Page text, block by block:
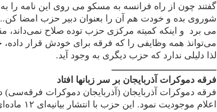
گفتند چون از راه فرانسه به مسکو می روی این نامه
شوروی بده و خودت هم آن را بعنوان دبیر حزب امضا
می برد و اینکه کمیته مرکزی حزب توده صلاح نمی‌داند،
می‌توانذ همه وظایفی را که فرقه برای خودش قرار داده،
لذا دلیلی ندارد که حزب دیگری به وجود آید.
ـــــــــــــــــــــــــــــــــــــــــ
فرقه دموکرات آذربایجان بر سر زبانها افتاد
اعلام